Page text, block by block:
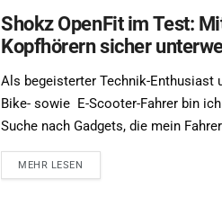
Shokz OpenFit im Test:
Kopfhörern sicher
Als begeisterter Technik-Enthusiast
Bike- sowie E-Scooter-Fahrer bin
Suche nach Gadgets, die mein
MEHR LESEN